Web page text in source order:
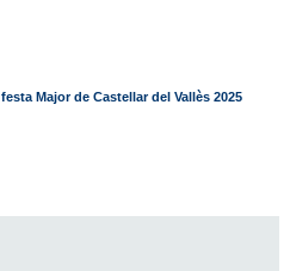
festa Major de Castellar del Vallès 2025